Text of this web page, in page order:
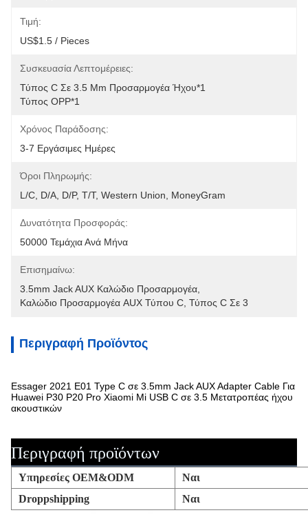
Τιμή:
US$1.5 / Pieces
Συσκευασία Λεπτομέρειες:
Τύπος C Σε 3.5 Mm Προσαρμογέα Ήχου*1
Τύπος OPP*1
Χρόνος Παράδοσης:
3-7 Εργάσιμες Ημέρες
Όροι Πληρωμής:
L/C, D/A, D/P, T/T, Western Union, MoneyGram
Δυνατότητα Προσφοράς:
50000 Τεμάχια Ανά Μήνα
Επισημαίνω:
3.5mm Jack AUX Καλώδιο Προσαρμογέα
Καλώδιο Προσαρμογέα AUX Τύπου C Τύπος C Σε 3
Περιγραφή Προϊόντος
Essager 2021 E01 Type C σε 3.5mm Jack AUX Adapter Cable Για
Huawei P30 P20 Pro Xiaomi Mi USB C σε 3.5 Μετατροπέας ήχου
ακουστικών
Περιγραφή προϊόντων
Υπηρεσίες OEM&ODM
Ναι
Droppshipping
Ναι